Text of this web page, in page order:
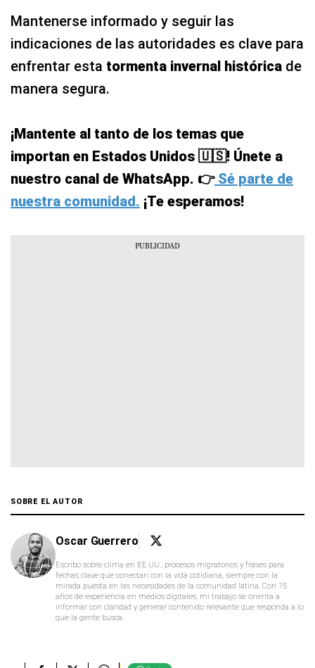
Mantenerse informado y seguir las
indicaciones de las autoridades es clave para
enfrentar esta tormenta invernal histórica de
manera segura.
¡Mantente al tanto de los temas que
importan en Estados Unidos 🇺🇸! Únete a
nuestro canal de WhatsApp. 👉Sé parte de
nuestra comunidad. ¡Te esperamos!
SOBRE EL AUTOR
Oscar Guerrero
Escribo sobre clima en EE.UU., procesos migratorios y frases para
fechas clave que conectan con la vida cotidiana, siempre con la
mirada puesta en las necesidades de la comunidad latina. Con 15
años de experiencia en medios digitales, mi trabajo se orienta a
informar con claridad y generar contenido relevante que responda a lo
que la gente busca.